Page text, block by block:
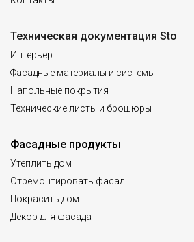
Техническая документация Sto
Интерьер
Фасадные материалы и системы
Напольные покрытия
Технические листы и брошюры
Фасадные продукты
Утеплить дом
Отремонтировать фасад
Покрасить дом
Декор для фасада